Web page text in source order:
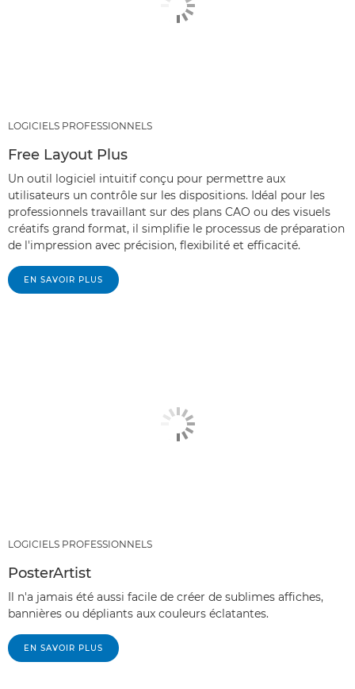
LOGICIELS PROFESSIONNELS
Free Layout Plus
Un outil logiciel intuitif conçu pour permettre aux
utilisateurs un contrôle sur les dispositions. Idéal pour les
professionnels travaillant sur des plans CAO ou des visuels
créatifs grand format, il simplifie le processus de préparation
de l'impression avec précision, flexibilité et efficacité.
EN SAVOIR PLUS
LOGICIELS PROFESSIONNELS
PosterArtist
Il n'a jamais été aussi facile de créer de sublimes affiches,
bannières ou dépliants aux couleurs éclatantes.
EN SAVOIR PLUS